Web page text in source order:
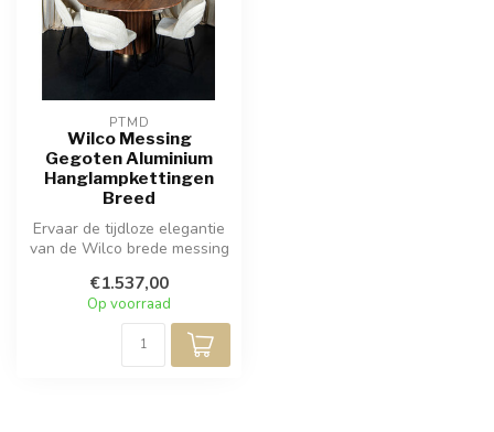
PTMD
Wilco Messing
Gegoten Aluminium
Hanglampkettingen
Breed
Ervaar de tijdloze elegantie
van de Wilco brede messing
€1.537,00
Op voorraad